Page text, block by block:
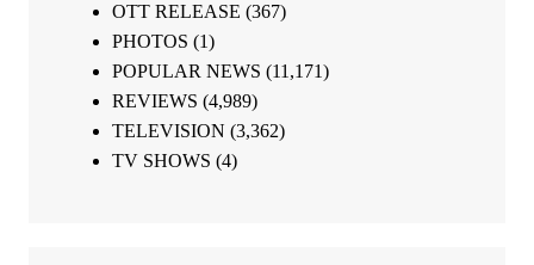
OTT RELEASE (367)
PHOTOS (1)
POPULAR NEWS (11,171)
REVIEWS (4,989)
TELEVISION (3,362)
TV SHOWS (4)